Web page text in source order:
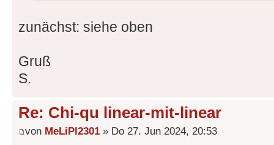
zunächst: siehe oben
Gruß
S.
Re: Chi-qu linear-mit-linear
von MeLiPl2301 » Do 27. Jun 2024, 20:53